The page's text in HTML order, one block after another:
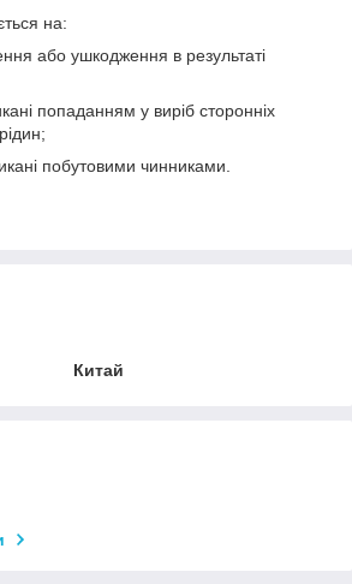
на:
або ушкодження в результаті
попаданням у виріб сторонніх
побутовими чинниками.
Китай